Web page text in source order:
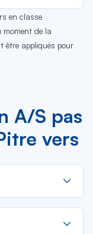
en classe
moment de la
être appliqués pour
A/S pas
vers